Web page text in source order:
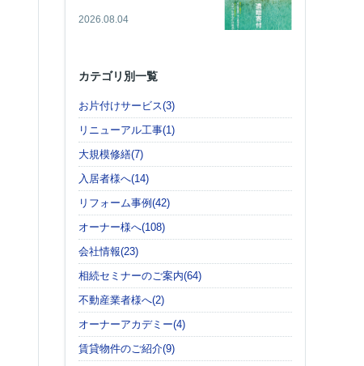
2026.08.04
カテゴリ別一覧
お片付けサービス(3)
リニューアル工事(1)
大規模修繕(7)
入居者様へ(14)
リフォーム事例(42)
オーナー様へ(108)
会社情報(23)
相続セミナーのご案内(64)
不動産業者様へ(2)
オーナーアカデミー(4)
賃貸物件のご紹介(9)